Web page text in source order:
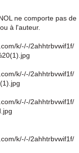
ne comporte pas de
à l'auteur.
k/-/-/2ahhtrbvwif1f/
k/-/-/2ahhtrbvwif1f/
k/-/-/2ahhtrbvwif1f/
k/-/-/2ahhtrbvwif1f/